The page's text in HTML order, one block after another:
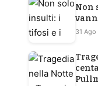
Non
31